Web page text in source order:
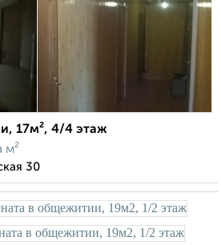
17м², 4/4 этаж
м²
30